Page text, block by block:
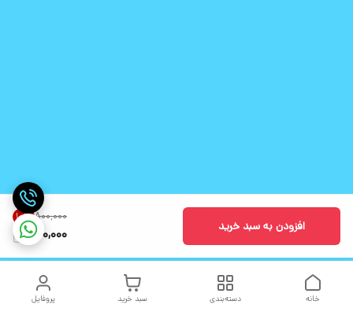
۸۰۰٬۰۰۰ 10%
720,000 افزودن به سبد خرید
پروفایل سبد خرید دسته‌بندی خانه